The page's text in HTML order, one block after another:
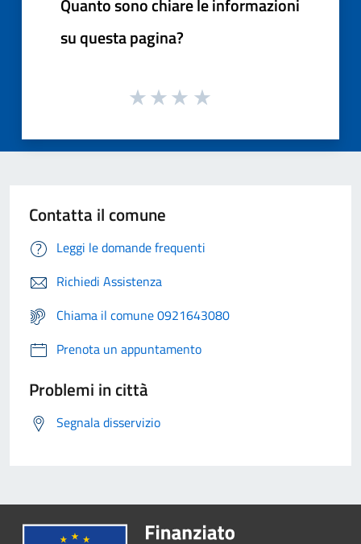
su questa pagina?
Contatta il comune
Leggi le domande frequenti
Richiedi Assistenza
Chiama il comune 0921643080
Prenota un appuntamento
Problemi in città
Segnala disservizio